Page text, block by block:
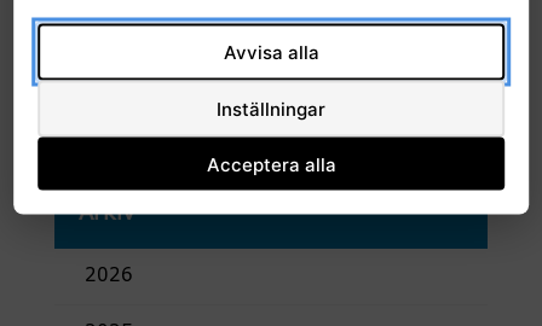
12:00 13 oktober, 2023
Arkiv
2026
Avvisa alla
Inställningar
Acceptera alla